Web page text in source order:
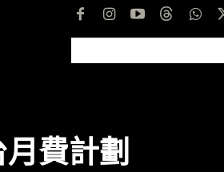
費計劃